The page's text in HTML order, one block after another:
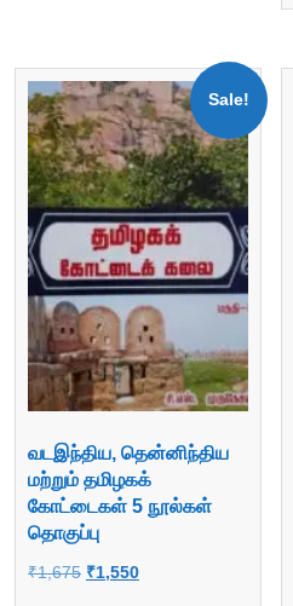
Sale!
வடஇந்திய, தென்னிந்திய
மற்றும் தமிழகக்
கோட்டைகள் 5 நூல்கள்
தொகுப்பு
₹1,675 Original
₹1,550Current